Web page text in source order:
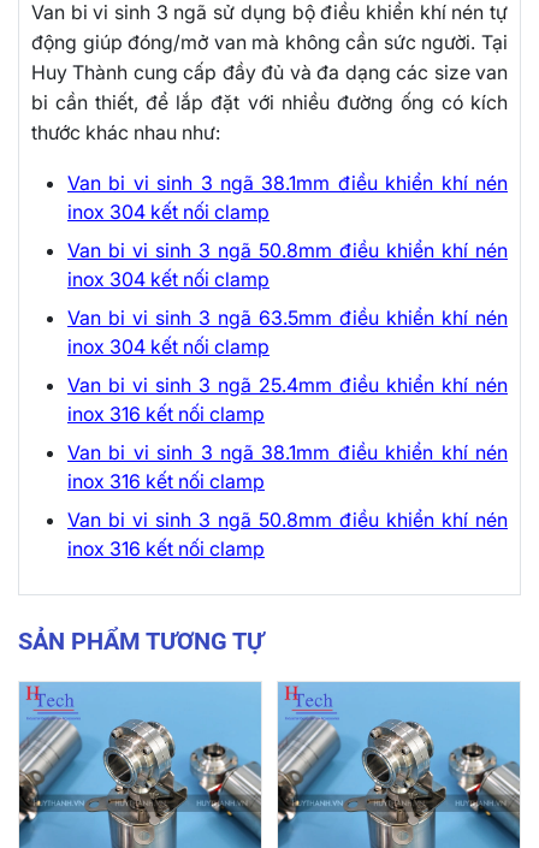
Van bi vi sinh 3 ngã sử dụng bộ điều khiển khí nén tự
động giúp đóng/mở van mà không cần sức người. Tại
Huy Thành cung cấp đầy đủ và đa dạng các size van
bi cần thiết, để lắp đặt với nhiều đường ống có kích
thước khác nhau như:
Van bi vi sinh 3 ngã 38.1mm điều khiển khí nén
inox 304 kết nối clamp
Van bi vi sinh 3 ngã 50.8mm điều khiển khí nén
inox 304 kết nối clamp
Van bi vi sinh 3 ngã 63.5mm điều khiển khí nén
inox 304 kết nối clamp
Van bi vi sinh 3 ngã 25.4mm điều khiển khí nén
inox 316 kết nối clamp
Van bi vi sinh 3 ngã 38.1mm điều khiển khí nén
inox 316 kết nối clamp
Van bi vi sinh 3 ngã 50.8mm điều khiển khí nén
inox 316 kết nối clamp
SẢN PHẨM TƯƠNG TỰ